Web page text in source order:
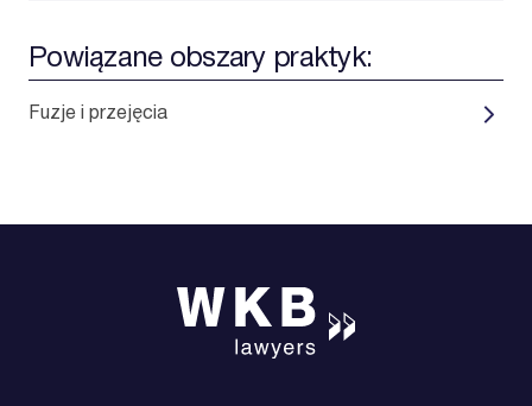
Powiązane obszary praktyk:
Fuzje i przejęcia